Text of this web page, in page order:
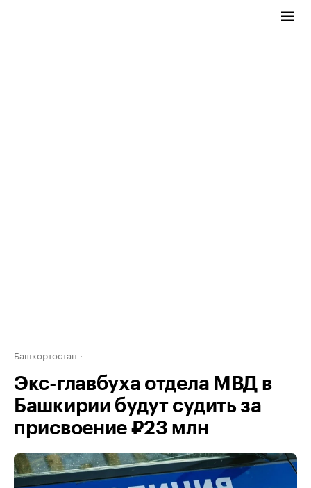
Башкортостан
Экс-главбуха отдела МВД в
Башкирии будут судить за
присвоение ₽23 млн